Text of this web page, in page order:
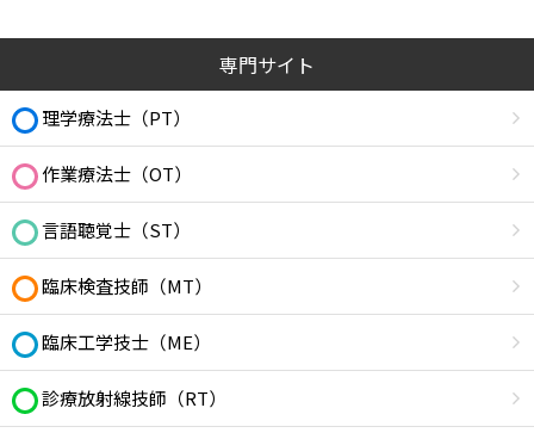
専門サイト
理学療法士（PT）
作業療法士（OT）
言語聴覚士（ST）
臨床検査技師（MT）
臨床工学技士（ME）
診療放射線技師（RT）